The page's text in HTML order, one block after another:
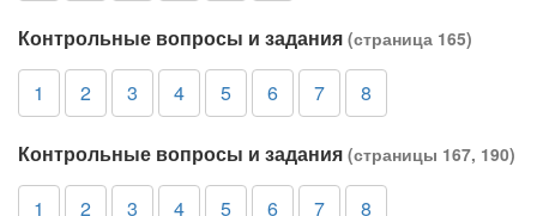
Контрольные вопросы и задания (страница 165)
1 2 3 4 5 6 7 8
Контрольные вопросы и задания (страницы 167, 190)
1 2 3 4 5 6 7 8